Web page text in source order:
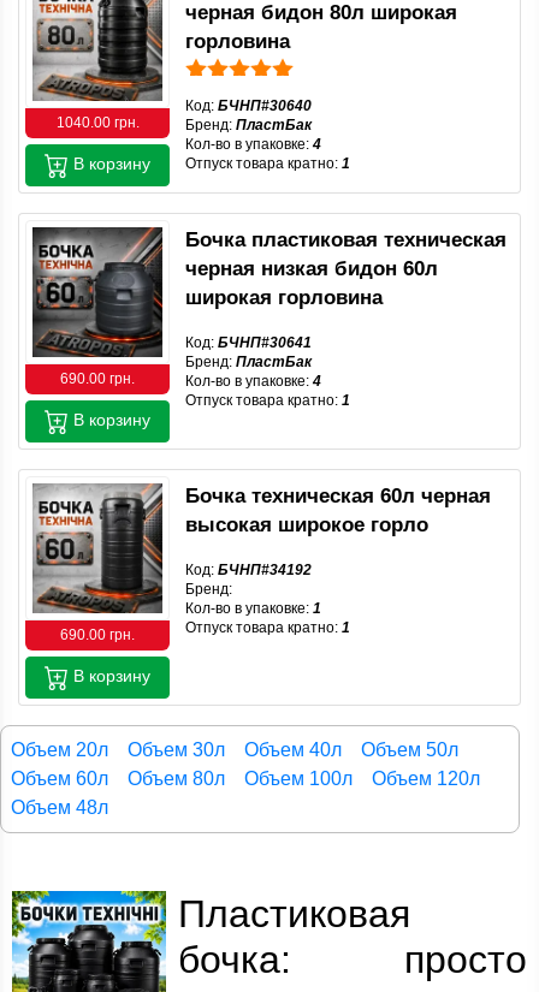
1040.00 грн.
черная бидон 80л широкая
горловина
Код: БЧНП#30640
Бренд: ПластБак
Кол-во в упаковке: 4
Отпуск товара кратно: 1
В корзину
690.00 грн.
Бочка пластиковая техническая
черная низкая бидон 60л
широкая горловина
Код: БЧНП#30641
Бренд: ПластБак
Кол-во в упаковке: 4
Отпуск товара кратно: 1
В корзину
690.00 грн.
Бочка техническая 60л черная
высокая широкое горло
Код: БЧНП#34192
Бренд:
Кол-во в упаковке: 1
Отпуск товара кратно: 1
В корзину
Объем 20л Объем 30л Объем 40л
Объем 50л
Объем 60л
Объем 80л Объем 100л
Объем 120л
Объем 48л
Пластиковая
бочка: просто